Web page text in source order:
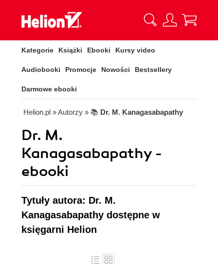
Kategorie Książki Ebooki Kursy video
Audiobooki Promocje Nowości Bestsellery
Darmowe ebooki
Helion.pl » Autorzy » 📚 Dr. M. Kanagasabapathy
Dr. M.
Kanagasabapathy -
ebooki
Tytuły autora: Dr. M.
Kanagasabapathy dostępne w
księgarni Helion